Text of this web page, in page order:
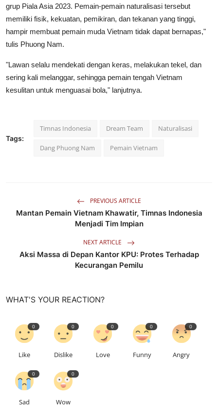
grup Piala Asia 2023. Pemain-pemain naturalisasi tersebut
memiliki fisik, kekuatan, pemikiran, dan tekanan yang tinggi,
hampir membuat pemain muda Vietnam tidak dapat bernapas,"
tulis Phuong Nam.
"Lawan selalu mendekati dengan keras, melakukan tekel, dan
sering kali melanggar, sehingga pemain tengah Vietnam
kesulitan untuk menguasai bola," lanjutnya.
Tags:
Timnas Indonesia Dream Team Naturalisasi
Dang Phuong Nam Pemain Vietnam
PREVIOUS ARTICLE
Mantan Pemain Vietnam Khawatir, Timnas Indonesia
Menjadi Tim Impian
NEXT ARTICLE
Aksi Massa di Depan Kantor KPU: Protes Terhadap
Kecurangan Pemilu
WHAT'S YOUR REACTION?
0
Like
0
Dislike
0
Love
0
Funny
0
Angry
0
Sad
0
Wow